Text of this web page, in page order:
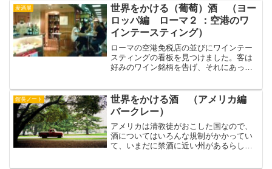
生活必需品を積んだ船がやってくる。潮
の加減で入港時間は決まって...
麦酒展
世界をかける（葡萄）酒 （ヨー
ロッパ編 ローマ２ ：空港のワ
インテースティング）
ローマの空港免税店の並びにワインテー
スティングの看板を見つけました。客は
好みのワイン銘柄を告げ、それにあった
イタリアと感心しました。（長江）
館長ノート
世界をかける酒 （アメリカ編
バークレー）
アメリカは清教徒がおこした国なので、
酒についてはいろんな規制がかかってい
て、いまだに禁酒に近い州があるらし